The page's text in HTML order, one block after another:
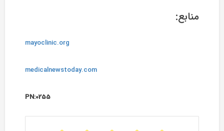
منابع:
mayoclinic.org
medicalnewstoday.com
PN:0255